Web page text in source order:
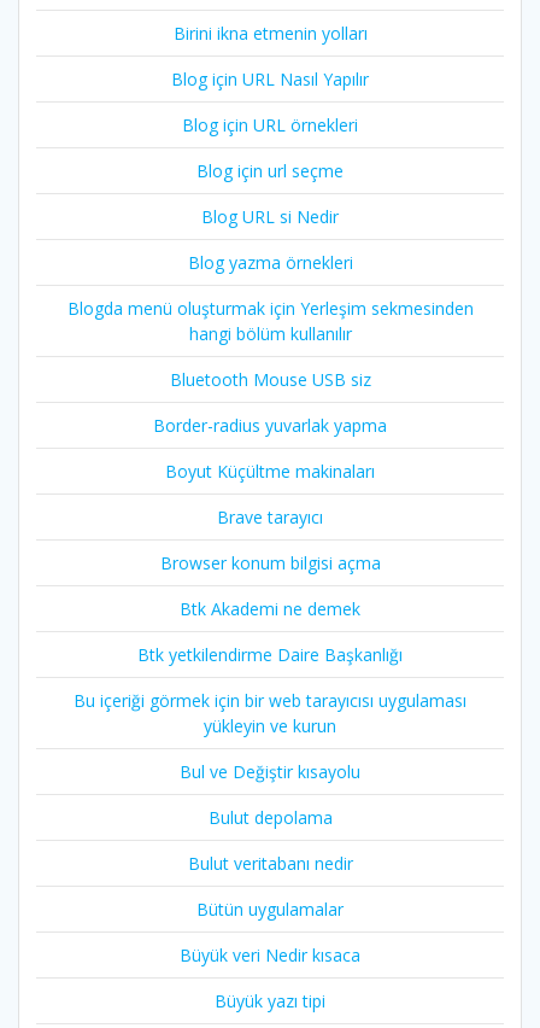
Birini ikna etmenin yolları
Blog için URL Nasıl Yapılır
Blog için URL örnekleri
Blog için url seçme
Blog URL si Nedir
Blog yazma örnekleri
Blogda menü oluşturmak için Yerleşim sekmesinden
hangi bölüm kullanılır
Bluetooth Mouse USB siz
Border-radius yuvarlak yapma
Boyut Küçültme makinaları
Brave tarayıcı
Browser konum bilgisi açma
Btk Akademi ne demek
Btk yetkilendirme Daire Başkanlığı
Bu içeriği görmek için bir web tarayıcısı uygulaması
yükleyin ve kurun
Bul ve Değiştir kısayolu
Bulut depolama
Bulut veritabanı nedir
Bütün uygulamalar
Büyük veri Nedir kısaca
Büyük yazı tipi